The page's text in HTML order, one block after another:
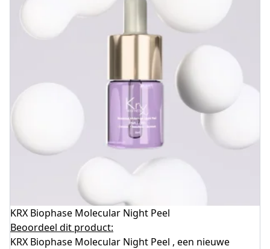
KRX Biophase Molecular Night Peel
Beoordeel dit product:
KRX Biophase Molecular Night Peel , een nieuwe